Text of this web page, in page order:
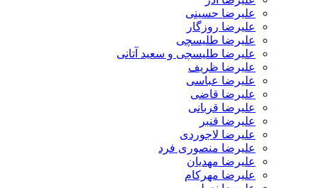
علیرضا حسینی
علیرضا روزگار
علیرضا طلیسچی
علیرضا طلیسچی و سعید آتانی
علیرضا ظریف
علیرضا عباسی
علیرضا قاضی
علیرضا قربانی
علیرضا قنبر
علیرضا لاجوردی
علیرضا منصوری فرد
علیرضا مهدیان
علیرضا مهرکام